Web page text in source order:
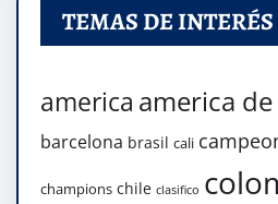
TEMAS DE INTERÉS
america america
barcelona brasil cali
champions chile clasifico